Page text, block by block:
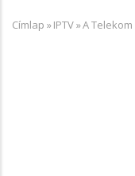
Morzsa
Címlap »IPTV»A